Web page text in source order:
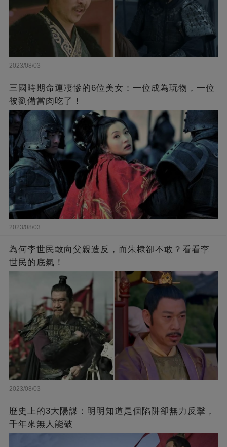
2023/08/03
三國時期命運凄慘的6位美女：一位成為玩物，一位
被劉備當肉吃了！
2023/08/03
為何李世民敢向父親造反，而朱棣卻不敢？看看李
世民的底氣！
2023/08/03
歷史上的3大陽謀：明明知道是個陷阱卻無力反擊，
千年來無人能破